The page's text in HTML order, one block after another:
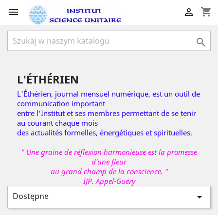
 shopping_cart


L'ÉTHÉRIEN
L'Éthérien, journal mensuel numérique, est un outil de
communication important
entre l'Institut et ses membres permettant de se tenir
au courant chaque mois
des actualités formelles, énergétiques et spirituelles.
" Une graine de réflexion harmonieuse est la promesse
d'une fleur
au grand champ de la conscience. "
IJP. Appel-Guéry
Dostępne 